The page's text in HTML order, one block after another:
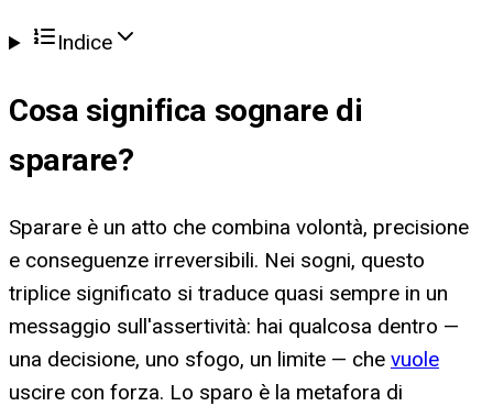
Indice
Cosa significa sognare di
sparare?
Sparare è un atto che combina volontà, precisione
e conseguenze irreversibili. Nei sogni, questo
triplice significato si traduce quasi sempre in un
messaggio sull'assertività: hai qualcosa dentro —
una decisione, uno sfogo, un limite — che vuole
uscire con forza. Lo sparo è la metafora di